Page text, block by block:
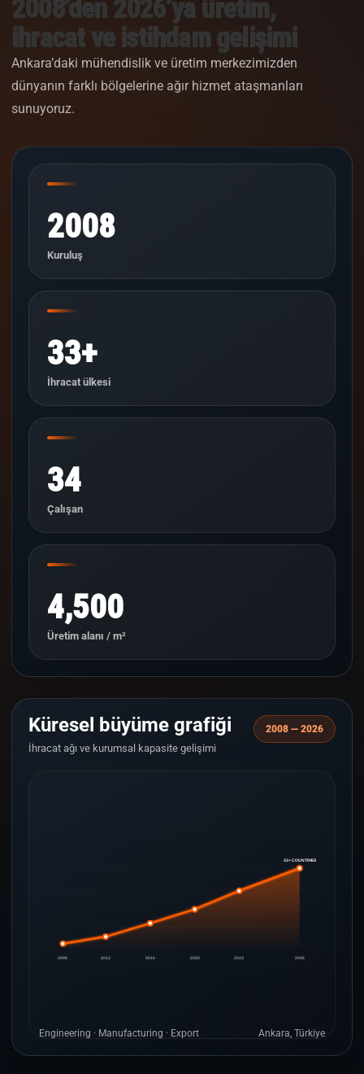
2008’den 2026’ya üretim,
ihracat ve istihdam gelişimi
Ankara’daki mühendislik ve üretim merkezimizden
dünyanın farklı bölgelerine ağır hizmet ataşmanları
sunuyoruz.
2008
Kuruluş
33+
İhracat ülkesi
34
Çalışan
4,500
Üretim alanı / m²
Küresel büyüme grafiği
İhracat ağı ve kurumsal kapasite gelişimi
2008 — 2026
2008 2012 2016 2020 2023 2026
33+ COUNTRIES
Engineering · Manufacturing · Export Ankara, Türkiye